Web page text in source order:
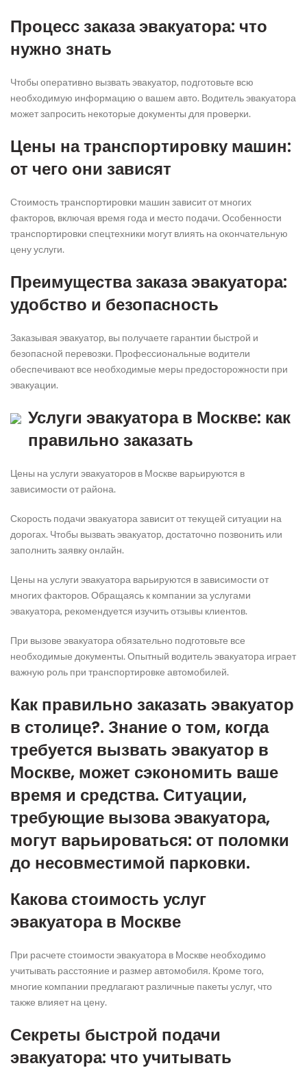
Процесс заказа эвакуатора: что
нужно знать
Чтобы оперативно вызвать эвакуатор, подготовьте всю
необходимую информацию о вашем авто. Водитель эвакуатора
может запросить некоторые документы для проверки.
Цены на транспортировку машин:
от чего они зависят
Стоимость транспортировки машин зависит от многих
факторов, включая время года и место подачи. Особенности
транспортировки спецтехники могут влиять на окончательную
цену услуги.
Преимущества заказа эвакуатора:
удобство и безопасность
Заказывая эвакуатор, вы получаете гарантии быстрой и
безопасной перевозки. Профессиональные водители
обеспечивают все необходимые меры предосторожности при
эвакуации.
Услуги эвакуатора в Москве: как
правильно заказать
Цены на услуги эвакуаторов в Москве варьируются в
зависимости от района.
Скорость подачи эвакуатора зависит от текущей ситуации на
дорогах. Чтобы вызвать эвакуатор, достаточно позвонить или
заполнить заявку онлайн.
Цены на услуги эвакуатора варьируются в зависимости от
многих факторов. Обращаясь к компании за услугами
эвакуатора, рекомендуется изучить отзывы клиентов.
При вызове эвакуатора обязательно подготовьте все
необходимые документы. Опытный водитель эвакуатора играет
важную роль при транспортировке автомобилей.
Как правильно заказать эвакуатор
в столице?. Знание о том, когда
требуется вызвать эвакуатор в
Москве, может сэкономить ваше
время и средства. Ситуации,
требующие вызова эвакуатора,
могут варьироваться: от поломки
до несовместимой парковки.
Какова стоимость услуг
эвакуатора в Москве
При расчете стоимости эвакуатора в Москве необходимо
учитывать расстояние и размер автомобиля. Кроме того,
многие компании предлагают различные пакеты услуг, что
также влияет на цену.
Секреты быстрой подачи
эвакуатора: что учитывать